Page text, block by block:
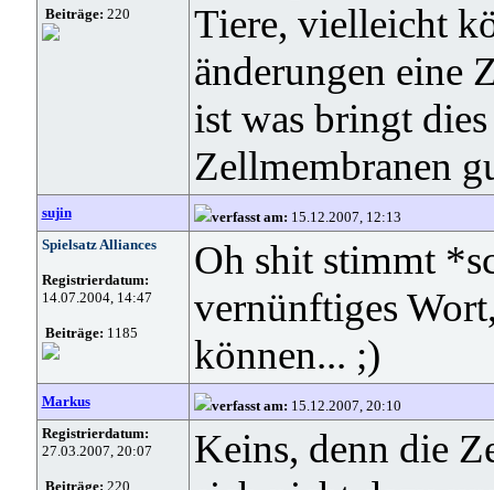
Beiträge: 220
Tiere, vielleicht
änderungen eine
ist was bringt
Zellmembranen
sujin verfasst am: 15.12.2007, 12:13
Spielsatz Alliances
Registrierdatum:
14.07.2004, 14:47
Beiträge: 1185
Oh shit stimmt
vernünftiges
können... ;)
Markus verfasst am: 15.12.2007, 20:10
Registrierdatum:
27.03.2007, 20:07
Beiträge: 220
Keins, denn die